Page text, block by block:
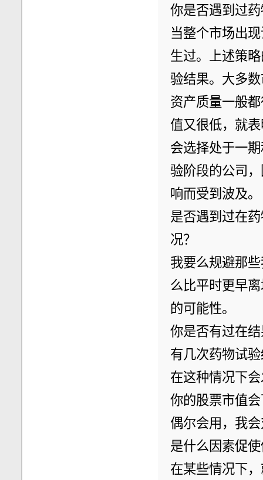
你是否遇到过
当整个市场出
生过。上述策
验结果。大多
资产质量一般
值又很低，就
会选择处于一
验阶段的公司
响而受到波及。
是否遇到过在
况？
我要么规避那
么比平时更早
的可能性。
你是否有过在
有几次药物试
在这种情况下
你的股票市值
偶尔会用，我
是什么因素促
在某些情况下